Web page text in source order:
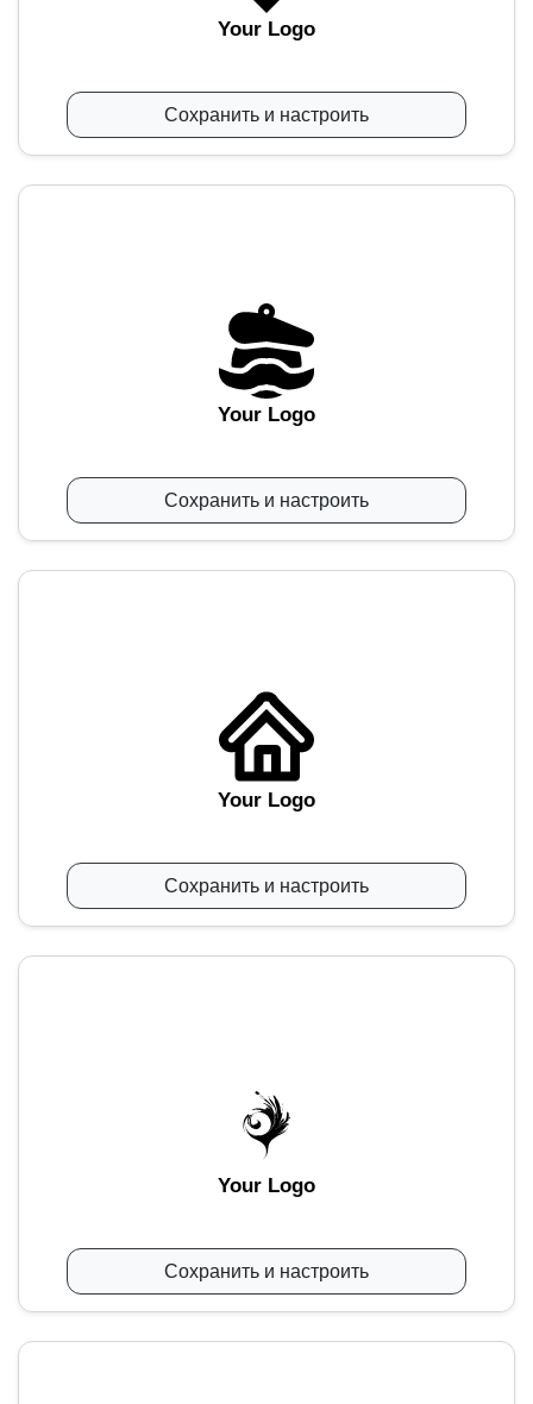
Your Logo
Сохранить и настроить
Your Logo
Сохранить и настроить
Your Logo
Сохранить и настроить
Your Logo
Сохранить и настроить